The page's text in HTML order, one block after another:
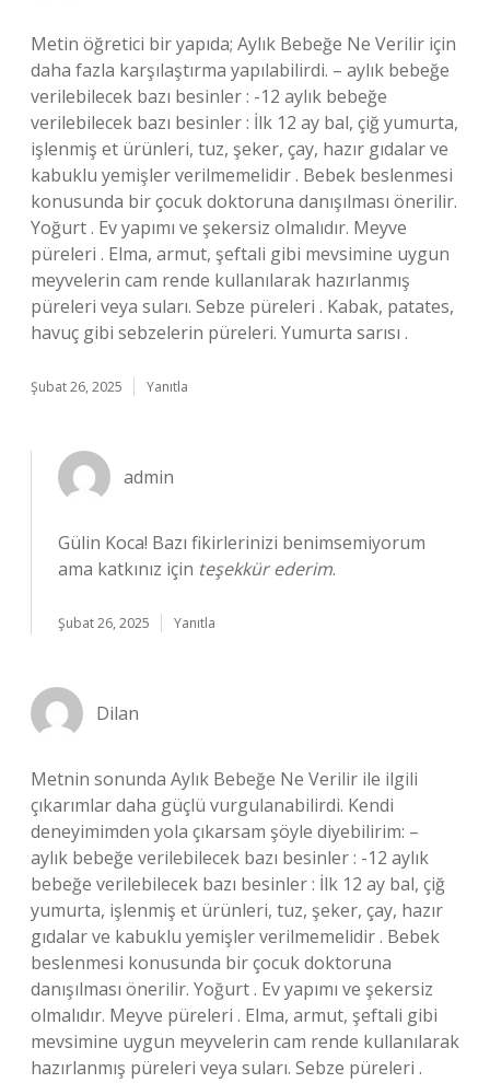
Metin öğretici bir yapıda; Aylık Bebeğe Ne Verilir için
daha fazla karşılaştırma yapılabilirdi. – aylık bebeğe
verilebilecek bazı besinler : -12 aylık bebeğe
verilebilecek bazı besinler : İlk 12 ay bal, çiğ yumurta,
işlenmiş et ürünleri, tuz, şeker, çay, hazır gıdalar ve
kabuklu yemişler verilmemelidir . Bebek beslenmesi
konusunda bir çocuk doktoruna danışılması önerilir.
Yoğurt . Ev yapımı ve şekersiz olmalıdır. Meyve
püreleri . Elma, armut, şeftali gibi mevsimine uygun
meyvelerin cam rende kullanılarak hazırlanmış
püreleri veya suları. Sebze püreleri . Kabak, patates,
havuç gibi sebzelerin püreleri. Yumurta sarısı .
Şubat 26, 2025 Yanıtla
admin
Gülin Koca! Bazı fikirlerinizi benimsemiyorum
ama katkınız için teşekkür ederim.
Şubat 26, 2025 Yanıtla
Dilan
Metnin sonunda Aylık Bebeğe Ne Verilir ile ilgili
çıkarımlar daha güçlü vurgulanabilirdi. Kendi
deneyimimden yola çıkarsam şöyle diyebilirim: –
aylık bebeğe verilebilecek bazı besinler : -12 aylık
bebeğe verilebilecek bazı besinler : İlk 12 ay bal, çiğ
yumurta, işlenmiş et ürünleri, tuz, şeker, çay, hazır
gıdalar ve kabuklu yemişler verilmemelidir . Bebek
beslenmesi konusunda bir çocuk doktoruna
danışılması önerilir. Yoğurt . Ev yapımı ve şekersiz
olmalıdır. Meyve püreleri . Elma, armut, şeftali gibi
mevsimine uygun meyvelerin cam rende kullanılarak
hazırlanmış püreleri veya suları. Sebze püreleri .